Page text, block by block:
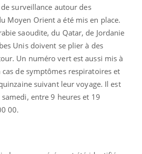
surveillance autour des
Moyen Orient a été mis en place.
saoudite, du Qatar, de Jordanie
Unis doivent se plier à des
Un numéro vert est aussi mis à
de symptômes respiratoires et
suivant leur voyage. Il est
entre 9 heures et 19
00.